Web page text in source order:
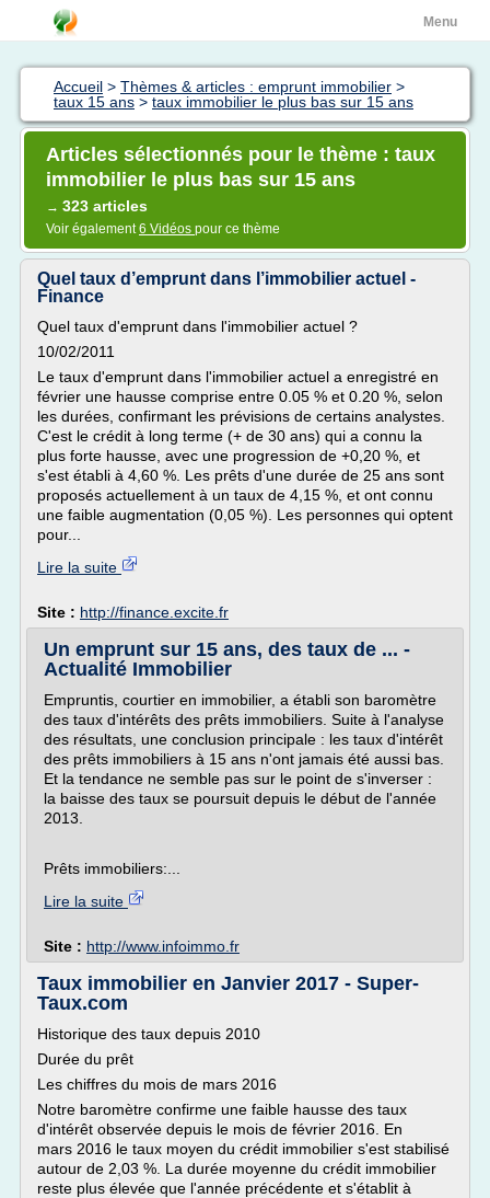
Menu
Accueil > Thèmes & articles : emprunt immobilier >
taux 15 ans > taux immobilier le plus bas sur 15 ans
Articles sélectionnés pour le thème : taux
immobilier le plus bas sur 15 ans
→ 323 articles
Voir également6 Vidéos pour ce thème
Quel taux d’emprunt dans l’immobilier actuel -
Finance
Quel taux d'emprunt dans l'immobilier actuel ?
10/02/2011
Le taux d'emprunt dans l'immobilier actuel a enregistré en
février une hausse comprise entre 0.05 % et 0.20 %, selon
les durées, confirmant les prévisions de certains analystes.
C'est le crédit à long terme (+ de 30 ans) qui a connu la
plus forte hausse, avec une progression de +0,20 %, et
s'est établi à 4,60 %. Les prêts d'une durée de 25 ans sont
proposés actuellement à un taux de 4,15 %, et ont connu
une faible augmentation (0,05 %). Les personnes qui optent
pour...
Lire la suite
Site : http://finance.excite.fr
Un emprunt sur 15 ans, des taux de ... -
Actualité Immobilier
Empruntis, courtier en immobilier, a établi son baromètre
des taux d'intérêts des prêts immobiliers. Suite à l'analyse
des résultats, une conclusion principale : les taux d'intérêt
des prêts immobiliers à 15 ans n'ont jamais été aussi bas.
Et la tendance ne semble pas sur le point de s'inverser :
la baisse des taux se poursuit depuis le début de l'année
2013.
Prêts immobiliers:...
Lire la suite
Site : http://www.infoimmo.fr
Taux immobilier en Janvier 2017 - Super-
Taux.com
Historique des taux depuis 2010
Durée du prêt
Les chiffres du mois de mars 2016
Notre baromètre confirme une faible hausse des taux
d'intérêt observée depuis le mois de février 2016. En
mars 2016 le taux moyen du crédit immobilier s'est stabilisé
autour de 2,03 %. La durée moyenne du crédit immobilier
reste plus élevée que l'année précédente et s'établit à